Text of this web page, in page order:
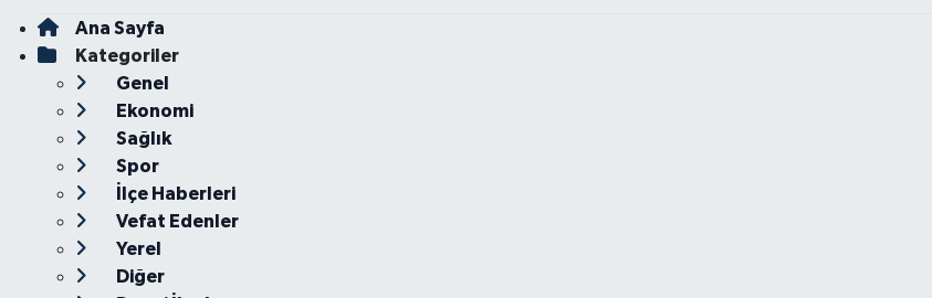
Ana Sayfa
Kategoriler
Genel
Ekonomi
Sağlık
Spor
İlçe Haberleri
Vefat Edenler
Yerel
Diğer